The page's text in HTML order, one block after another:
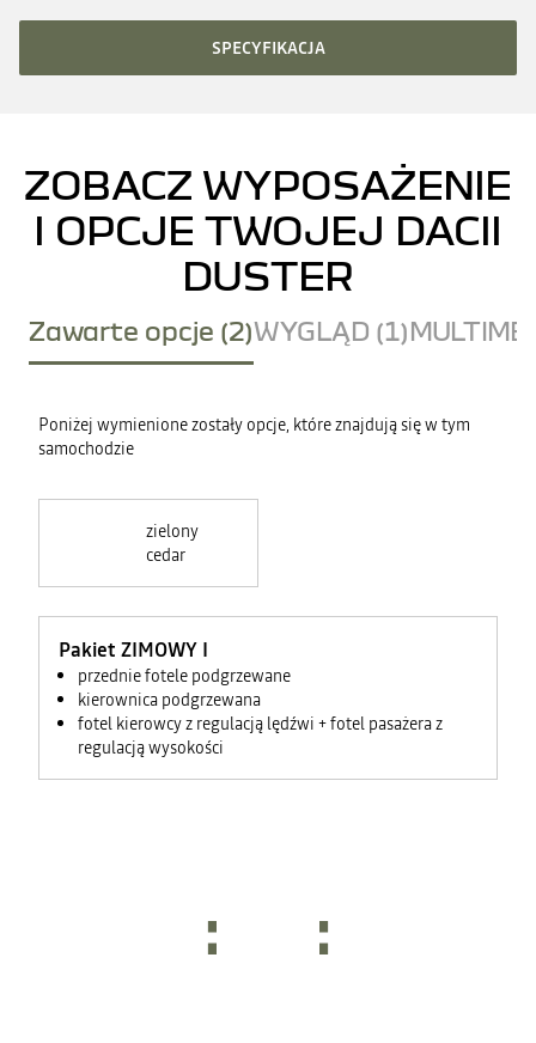
SPECYFIKACJA
ZOBACZ WYPOSAŻENIE
I OPCJE TWOJEJ DACII
DUSTER
Zawarte opcje (2)WYGLĄD (1)
Poniżej wymienione zostały opcje, które znajdują się w tym
samochodzie
zielony
cedar
Pakiet ZIMOWY I
przednie fotele podgrzewane
kierownica podgrzewana
fotel kierowcy z regulacją lędźwi + fotel pasażera z
regulacją wysokości